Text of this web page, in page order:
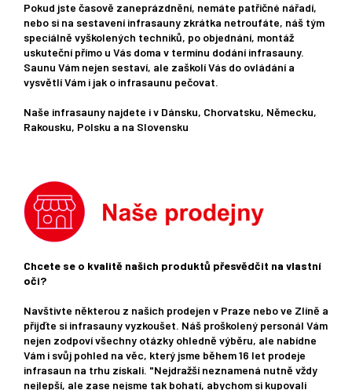
Pokud jste časově zaneprázdnění, nemáte patřičné nářadí,
nebo si na sestavení infrasauny zkrátka netroufáte, náš tým
speciálně vyškolených techniků, po objednání, montáž
uskuteční přímo u Vás doma v termínu dodání infrasauny.
Saunu Vám nejen sestaví, ale zaškolí Vás do ovládání a
vysvětlí Vám i jak o infrasaunu pečovat.
Naše infrasauny najdete i v Dánsku, Chorvatsku, Německu,
Rakousku, Polsku a na Slovensku
Chcete se o kvalitě našich produktů přesvědčit na vlastní
oči?
Navštivte některou z našich prodejen v Praze nebo ve Zlíně a
přijďte si infrasauny vyzkoušet. Náš proškolený personál Vám
nejen zodpoví všechny otázky ohledně výběru, ale nabídne
Vám i svůj pohled na věc, který jsme během 16 let prodeje
infrasaun na trhu získali. "Nejdražší neznamená nutně vždy
nejlepší, ale zase nejsme tak bohatí, abychom si kupovali